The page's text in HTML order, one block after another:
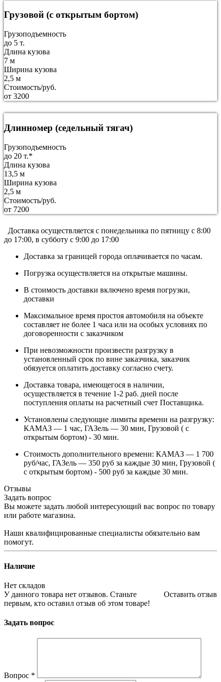
Грузовой (с открытым бортом)
Грузоподъемность
до 5 т.
Длина кузова
7 м
Ширина кузова
2,5 м
Стоимость/руб.
от 3200
Длинномер (седельный тягач)
Грузоподъемность
до 20 т.*
Длина кузова
13,5 м
Ширина кузова
2,5 м
Стоимость/руб.
от 7200
Доставка осуществляется c понедельника по пятницу с 8:00
до 17:00, в субботу с 9:00 до 17:00
Доставка за границей города оплачивается по часам.
Погрузка осуществляется на открытые машины.
В стоимость доставки включено время погрузки,
доставки
Максимальное время простоя автомобиля на объекте
составляет не более 1 часа или на особых условиях по
договоренности с заказчиком
При невозможности произвести разгрузку в
установленный срок по вине заказчика, заказчик
обязуется оплатить доставку согласно счету.
Доставка товара, имеющегося в наличии,
осуществляется в течение 1-2 раб. дней после
поступления оплаты на расчетный счет Поставщика.
Установлены следующие лимиты времени на разгрузку:
КАМАЗ — 1 час, ГАЗель — 30 мин, Грузовой ( с
открытым бортом) - 30 мин.
Стоимость дополнительного времени: КАМАЗ — 1 700
руб/час, ГАЗель — 350 руб за каждые 30 мин, Грузовой (
с открытым бортом) - 500 руб за каждые 30 мин.
Отзывы
Задать вопрос
Вы можете задать любой интересующий вас вопрос по товару
или работе магазина.
Наши квалифицированные специалисты обязательно вам
помогут.
Наличие
Нет складов
Оставить отзыв
У данного товара нет отзывов. Станьте
первым, кто оставил отзыв об этом товаре!
Задать вопрос
Вопрос *